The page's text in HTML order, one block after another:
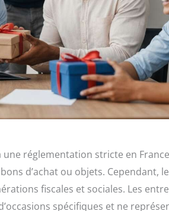
réglementation stricte en
d’achat ou objets. Cependant,
fiscales et sociales. Les
spécifiques et ne